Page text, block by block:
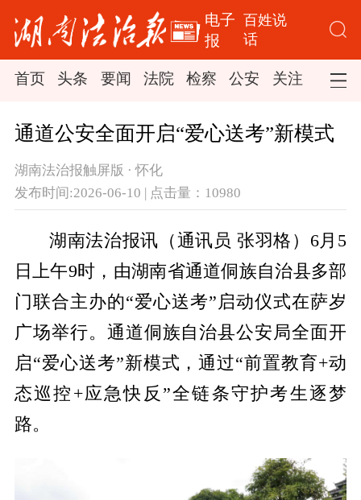
电子
报
百姓说
话
首页 头条 要闻 法院 检察 公安 关注 司法
通道公安全面开启“爱心送考”新模式
湖南法治报触屏版 · 怀化
发布时间:2026-06-10 | 点击量：10980
湖南法治报讯（通讯员 张羽格）6月5
日上午9时，由湖南省通道侗族自治县多部
门联合主办的“爱心送考”启动仪式在萨岁
广场举行。通道侗族自治县公安局全面开
启“爱心送考”新模式，通过“前置教育+动
态巡控+应急快反”全链条守护考生逐梦
路。